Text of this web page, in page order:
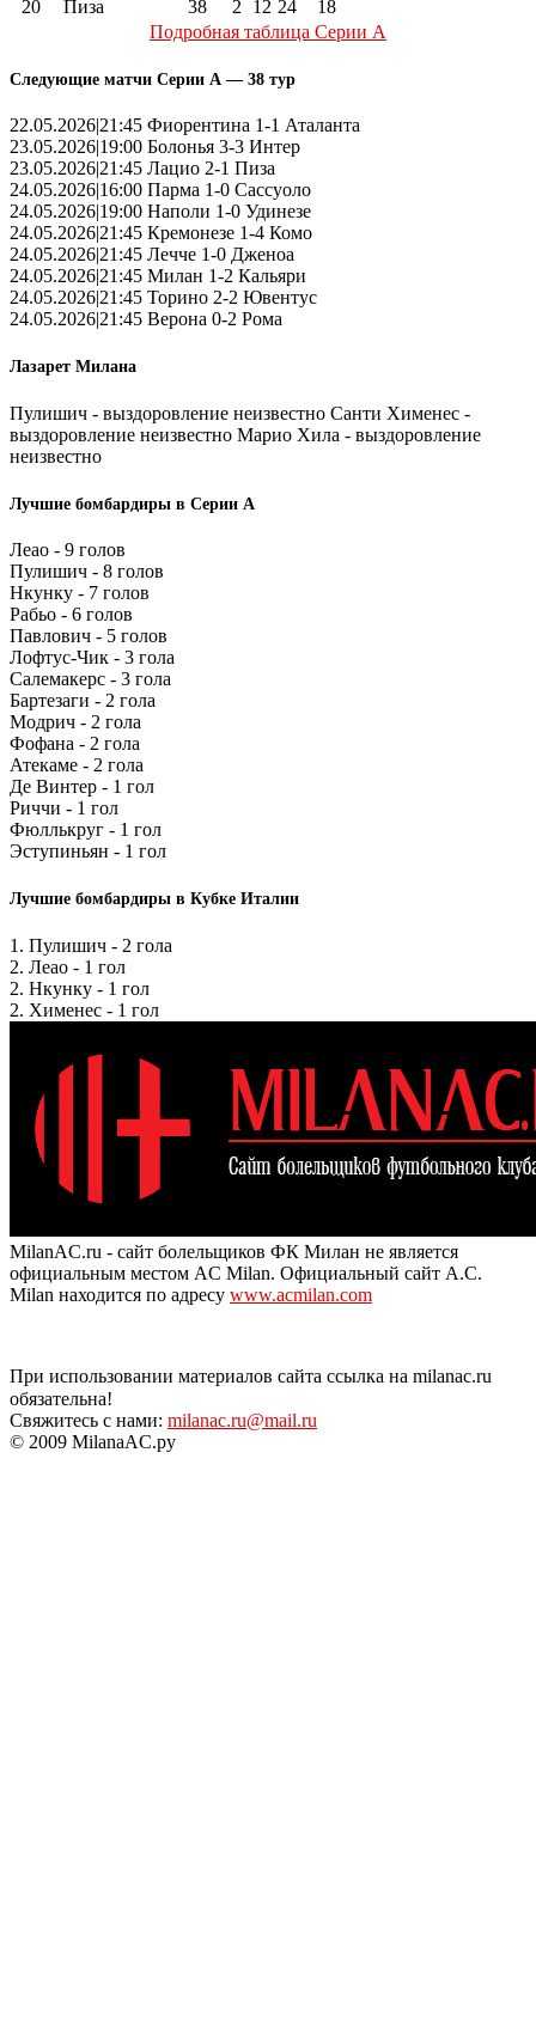
20 Пиза 38 2 12 24
18
Подробная таблица Серии А
Следующие матчи Серии А — 38 тур
22.05.2026|21:45 Фиорентина 1-1 Аталанта
23.05.2026|19:00 Болонья 3-3 Интер
23.05.2026|21:45 Лацио 2-1 Пиза
24.05.2026|16:00 Парма 1-0 Сассуоло
24.05.2026|19:00 Наполи 1-0 Удинезе
24.05.2026|21:45 Кремонезе 1-4 Комо
24.05.2026|21:45 Лечче 1-0 Дженоа
24.05.2026|21:45 Милан 1-2 Кальяри
24.05.2026|21:45 Торино 2-2 Ювентус
24.05.2026|21:45 Верона 0-2 Рома
Лазарет Милана
Пулишич - выздоровление неизвестно Санти Хименес -
выздоровление неизвестно Марио Хила - выздоровление
неизвестно
Лучшие бомбардиры в Серии А
Леао - 9 голов
Пулишич - 8 голов
Нкунку - 7 голов
Рабьо - 6 голов
Павлович - 5 голов
Лофтус-Чик - 3 гола
Салемакерс - 3 гола
Бартезаги - 2 гола
Модрич - 2 гола
Фофана - 2 гола
Атекаме - 2 гола
Де Винтер - 1 гол
Риччи - 1 гол
Фюллькруг - 1 гол
Эступиньян - 1 гол
Лучшие бомбардиры в Кубке Италии
1. Пулишич - 2 гола
2. Леао - 1 гол
2. Нкунку - 1 гол
2. Хименес - 1 гол
MilanAC.ru - сайт болельщиков ФК Милан не является
официальным местом AC Milan. Официальный сайт A.C.
Milan находится по адресу www.acmilan.com
При использовании материалов сайта ссылка на milanac.ru
обязательна!
Свяжитесь с нами: milanac.ru@mail.ru
© 2009 MilanaAC.ру